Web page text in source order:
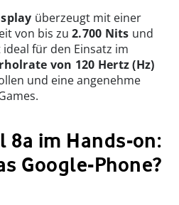
überzeugt mit einer
von bis zu 2.700 Nits und
für den Einsatz im
von 120 Hertz (Hz)
und eine angenehme
8a im Hands-on:
Google-Phone?